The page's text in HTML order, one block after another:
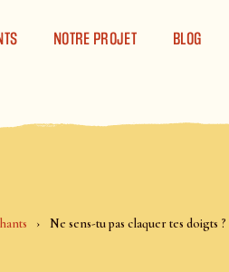
NOTRE PROJET BLOG
Ne sens-tu pas claquer tes doigts ?